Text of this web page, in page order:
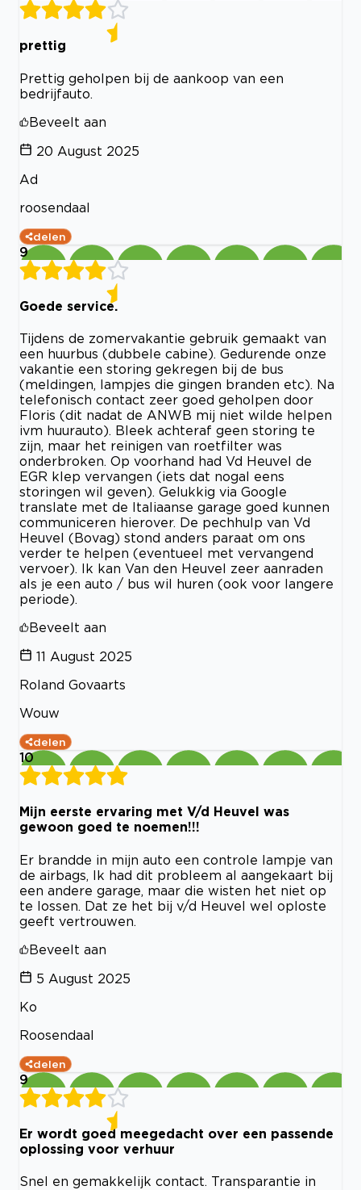
prettig
Prettig geholpen bij de aankoop van een
bedrijfauto.
Beveelt aan
20 August 2025
Ad
roosendaal
delen
9
Goede service.
Tijdens de zomervakantie gebruik gemaakt van
een huurbus (dubbele cabine). Gedurende onze
vakantie een storing gekregen bij de bus
(meldingen, lampjes die gingen branden etc). Na
telefonisch contact zeer goed geholpen door
Floris (dit nadat de ANWB mij niet wilde helpen
ivm huurauto). Bleek achteraf geen storing te
zijn, maar het reinigen van roetfilter was
onderbroken. Op voorhand had Vd Heuvel de
EGR klep vervangen (iets dat nogal eens
storingen wil geven). Gelukkig via Google
translate met de Italiaanse garage goed kunnen
communiceren hierover. De pechhulp van Vd
Heuvel (Bovag) stond anders paraat om ons
verder te helpen (eventueel met vervangend
vervoer). Ik kan Van den Heuvel zeer aanraden
als je een auto / bus wil huren (ook voor langere
periode).
Beveelt aan
11 August 2025
Roland Govaarts
Wouw
delen
10
Mijn eerste ervaring met V/d Heuvel was
gewoon goed te noemen!!!
Er brandde in mijn auto een controle lampje van
de airbags, Ik had dit probleem al aangekaart bij
een andere garage, maar die wisten het niet op
te lossen. Dat ze het bij v/d Heuvel wel oploste
geeft vertrouwen.
Beveelt aan
5 August 2025
Ko
Roosendaal
delen
9
Er wordt goed meegedacht over een passende
oplossing voor verhuur
Snel en gemakkelijk contact. Transparantie in